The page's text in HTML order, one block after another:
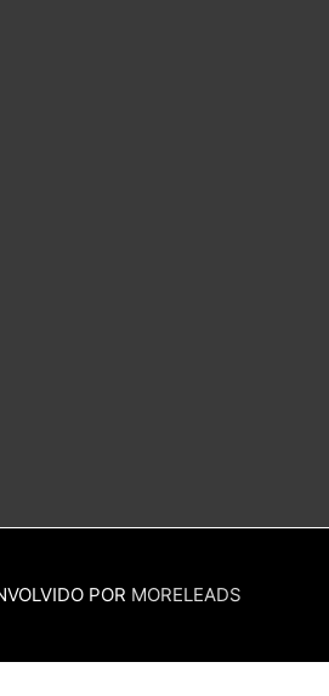
POR MORELEADS